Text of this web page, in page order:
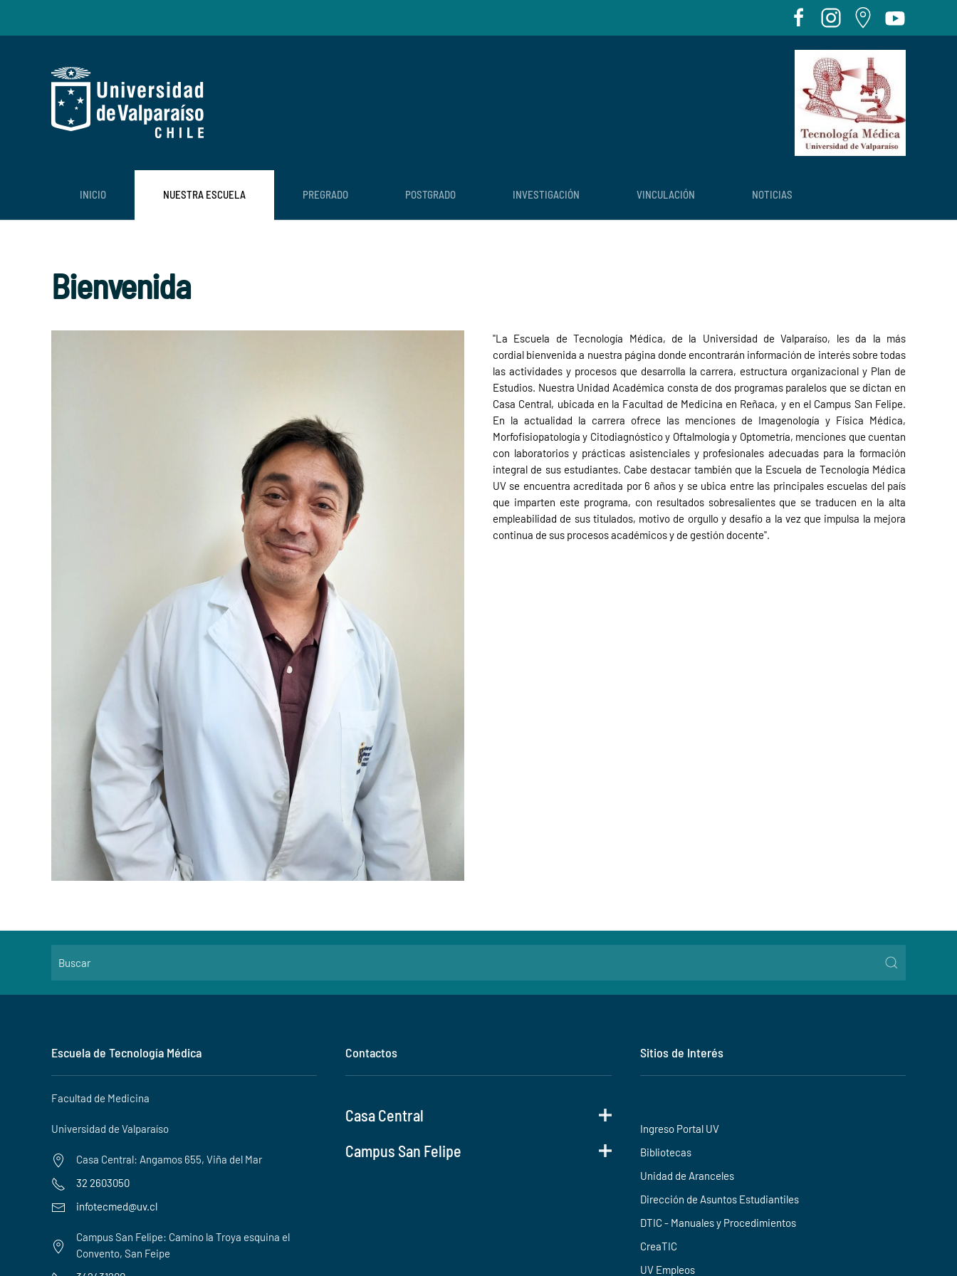
Skip to main content
INICIO NUESTRA ESCUELA PREGRADO POSTGRADO INVESTIGACIÓN VINCULACIÓN NOTICIAS
Bienvenida
"La Escuela de Tecnología Médica, de la Universidad de Valparaíso, les da la más
cordial bienvenida a nuestra página donde encontrarán información de interés sobre todas
las actividades y procesos que desarrolla la carrera, estructura organizacional y Plan de
Estudios. Nuestra Unidad Académica consta de dos programas paralelos que se dictan en
Casa Central, ubicada en la Facultad de Medicina en Reñaca, y en el Campus San Felipe.
En la actualidad la carrera ofrece las menciones de Imagenología y Física Médica,
Morfofisiopatología y Citodiagnóstico y Oftalmología y Optometría, menciones que cuentan
con laboratorios y prácticas asistenciales y profesionales adecuadas para la formación
integral de sus estudiantes. Cabe destacar también que la Escuela de Tecnología Médica
UV se encuentra acreditada por 6 años y se ubica entre las principales escuelas del país
que imparten este programa, con resultados sobresalientes que se traducen en la alta
empleabilidad de sus titulados, motivo de orgullo y desafío a la vez que impulsa la mejora
continua de sus procesos académicos y de gestión docente".
Escuela de Tecnología Médica
Facultad de Medicina
Universidad de Valparaíso
Casa Central: Angamos 655, Viña del Mar
32 2603050
infotecmed@uv.cl
Campus San Felipe: Camino la Troya esquina el
Convento, San Feipe
Contactos
Casa Central
Campus San Felipe
Sitios de Interés
Ingreso Portal UV
Bibliotecas
Unidad de Aranceles
Dirección de Asuntos Estudiantiles
DTIC - Manuales y Procedimientos
CreaTIC
UV Empleos